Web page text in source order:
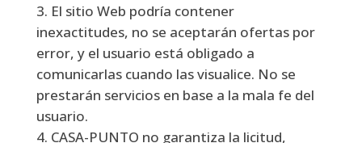
El sitio Web podría contener
inexactitudes, no se aceptarán ofertas por
error, y el usuario está obligado a
comunicarlas cuando las visualice. No se
prestarán servicios en base a la mala fe del
usuario.
CASA-PUNTO no garantiza la licitud,